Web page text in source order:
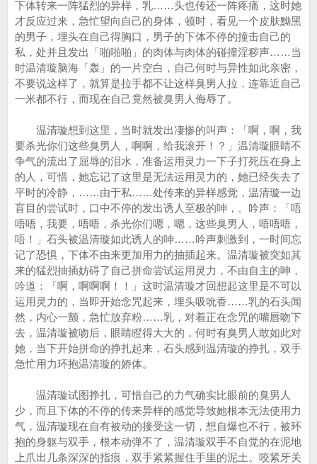
下体转来一阵猛烈的异样，乳……头也传还一阵疼痛，这时她
才反应过来，急忙望向自己的身体，顿时，看见一个皮肤黝黑
的男子，埋头在自己得胸口，男子的下体不停的撞击自己的
私，处并且发出「啪啪啪」的肉体与肉体的碰撞淫秽声……当
时温清璇脑海「轰」的一片空白，自己何时与异性如此亲密，
不要说这样了，就算是拉手都不让这样臭男人拉，连靠近自己
一米都不行，而现在自己竟然被臭男人侮辱了。
温清璇想到这里，当时就发出凄惨的叫声：「啊，啊，我
要杀光你们这些臭男人，啊啊，给我滚开！？」温清璇眼睛不
争气的流出了屈辱的泪水，准备运用灵力一下子打死压在身上
的人，可惜，她忘记了这里是无法运用灵力的，她已经失去了
平时的冷静，……由于私……处传来的异样感觉，温清璇一边
盲目的尝试时，口中不停的发出诱人至极的呻，。吟声：「唔
唔唔，我要，唔唔，杀光你们嗯，嗯，这些臭男人，唔唔唔，
唔！」石头被温清璇如此诱人的呻……吟声刺激到，一时间忘
记了恐惧，下体不由来更加用力的抽插起来。温清璇被突如其
来的猛烈抽插妨碍了自己拼命尝试运用灵力，不由自主的呻，
吟道：「啊，啊啊啊！！」这时温清璇才回想起这里是不可以
运用灵力的，当即开始念咒起来，埋头吸吮香……乳的石头闻
然，内心一颤，急忙放弃粉……乳，对着正在念咒的嘴唇吻下
去，温清璇被吻后，眼睛瞪得大大的，何时有臭男人敢如此对
她，当下开始拼命的挣扎起来，石头感到温清璇的挣扎，双手
急忙用力环抱温清璇的娇体。
温清璇试图挣扎，可惜自己的力气确实比眼前的臭男人
少，而且下体的不停的传来异样的感觉导致她根本无法使用力
气，温清璇现在自有被动的接受这一切，想自爆也不行，被环
抱的身躯与双手，根本动弹不了，温清璇双手不自觉的在泥地
上爪出几条深深的指痕，双手紧紧握住手里的泥土。咬紧牙关